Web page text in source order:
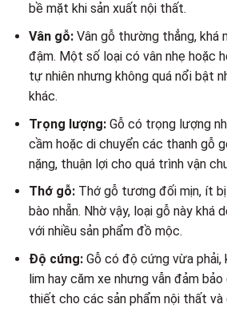
bề mặt khi sản xuất nội thất.
Vân gỗ:Vân gỗ thường thẳng, khá
đậm. Một số loại có vân nhẹ hoặc
tự nhiên nhưng không quá nổi bật
khác.
Trọng lượng:Gỗ có trọng lượng
cầm hoặc di chuyển các thanh gỗ
nặng, thuận lợi cho quá trình vận
Thớ gỗ:Thớ gỗ tương đối mịn, ít
bào nhẵn. Nhờ vậy, loại gỗ này khá
với nhiều sản phẩm đồ mộc.
Độ cứng:Gỗ có độ cứng vừa phải,
lim hay căm xe nhưng vẫn đảm
thiết cho các sản phẩm nội thất và